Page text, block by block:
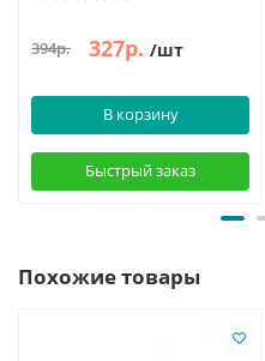
394р. 327р. /шт
В корзину
Быстрый заказ
Похожие товары